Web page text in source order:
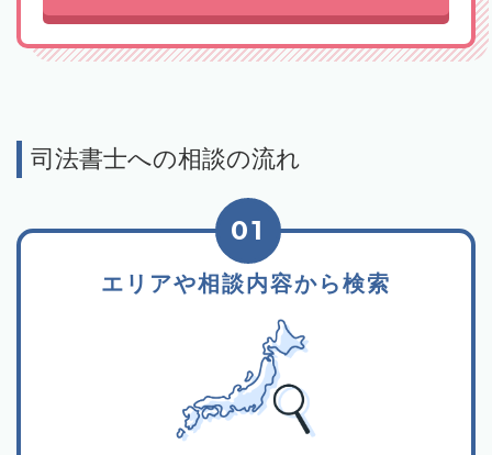
司法書士への相談の流れ
エリアや相談内容から検索
01